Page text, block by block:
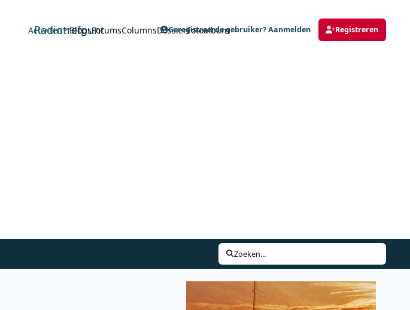
Radiotrefpunt
Activiteit BlogsForumsColumnsDossierFotoalbum
Geregistreerde gebruiker? Aanmelden Registreren
Zoeken...